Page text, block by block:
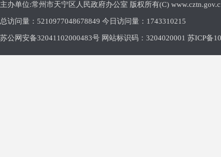
主办单位:常州市天宁区人民政府办公室 版权所有(C)
总访问量： 5210977048678849 今日访问量： 1743310215
苏公网安备32041102000483号 网站标识码：3204020001 苏ICP备